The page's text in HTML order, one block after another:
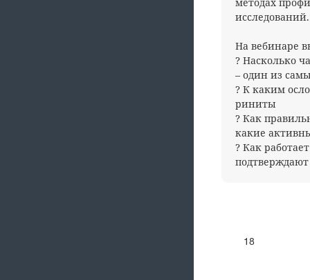
исследований.
На вебинаре
? Насколько
– один из
? К каким
риниты
? Как
какие
? Как
подтверждают
18